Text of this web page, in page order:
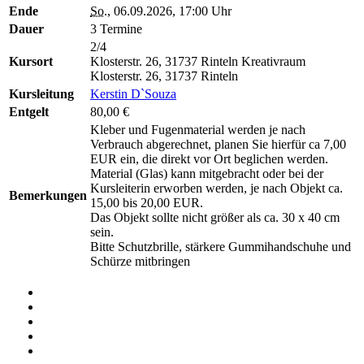
Ende So., 06.09.2026, 17:00 Uhr
Dauer
3 Termine
Kursort
2/4
Klosterstr. 26, 31737 Rinteln Kreativraum
Klosterstr. 26, 31737 Rinteln
Kursleitung
Kerstin D`Souza
Entgelt
80,00 €
Bemerkungen
Kleber und Fugenmaterial werden je nach
Verbrauch abgerechnet, planen Sie hierfür ca 7,00
EUR ein, die direkt vor Ort beglichen werden.
Material (Glas) kann mitgebracht oder bei der
Kursleiterin erworben werden, je nach Objekt ca.
15,00 bis 20,00 EUR.
Das Objekt sollte nicht größer als ca. 30 x 40 cm
sein.
Bitte Schutzbrille, stärkere Gummihandschuhe und
Schürze mitbringen